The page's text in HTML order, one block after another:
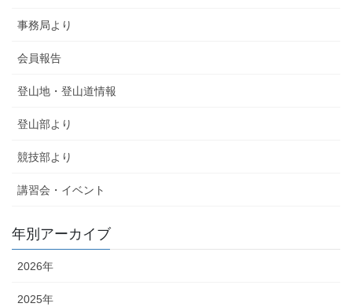
事務局より
会員報告
登山地・登山道情報
登山部より
競技部より
講習会・イベント
年別アーカイブ
2026年
2025年